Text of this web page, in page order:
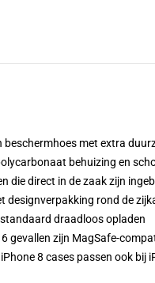
beschermhoes met extra
behuizing en
die direct in de zaak zijn
designverpakking rond de
draadloos opladen
gevallen zijn MagSafe-
8 cases passen ook bij